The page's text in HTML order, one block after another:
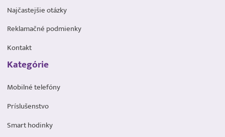
Najčastejšie otázky
Reklamačné podmienky
Kontakt
Kategórie
Mobilné telefóny
Príslušenstvo
Smart hodinky